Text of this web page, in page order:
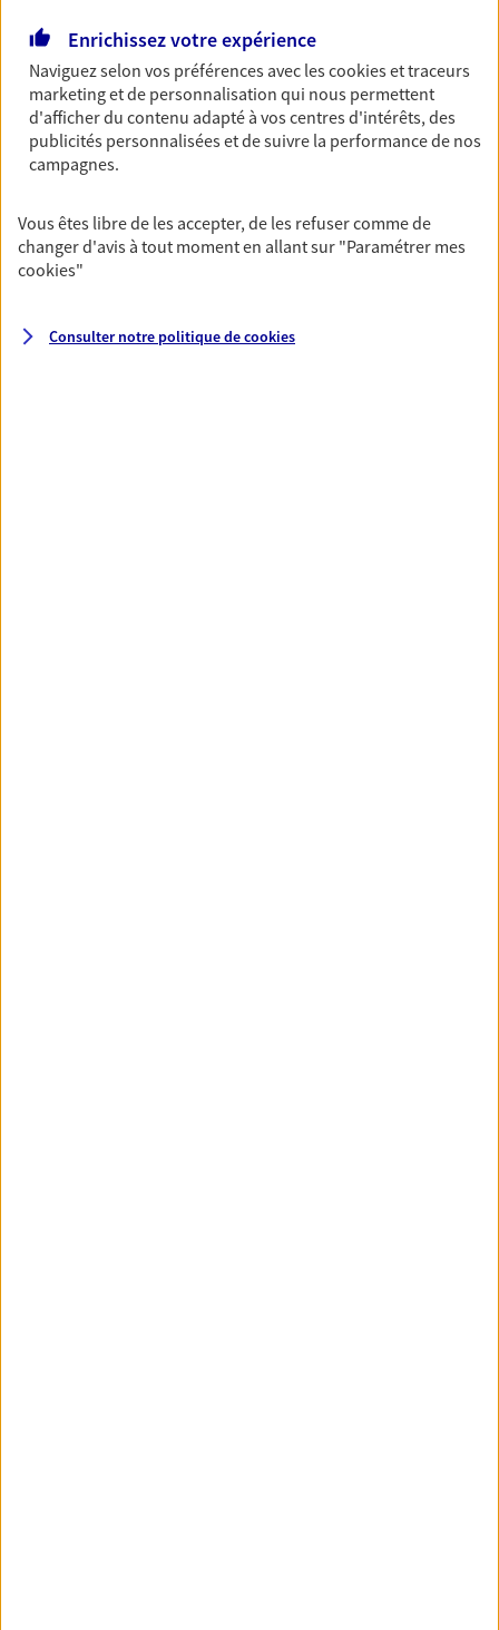
Découvrir l'offre Garantie Accidents de la Vie
OBTENIR UN TARIF EN LIGNE
Multirisque Entreprise
Gagnez en simplicité et en sérénité avec votre
assurance multirisque entreprise. Un contrat
unique pour protéger vos locaux, matériels pro,
équipements et stocks… sans oublier votre
Découvrir l'offre Multirisque Entreprise
Enrichissez votre expérience
Naviguez selon vos préférences avec lescookies et traceurs
marketing et de personnalisation qui nous permettent
d'afficher du contenu adapté à vos centres d'intérêts, des
publicités personnalisées et de suivre la performance de nos
campagnes.
Vous êtes libre de les accepter, de les refuser comme de
changer d'avis à tout moment en allant sur "Paramétrer mes
cookies"
Consulter notre politique decookies